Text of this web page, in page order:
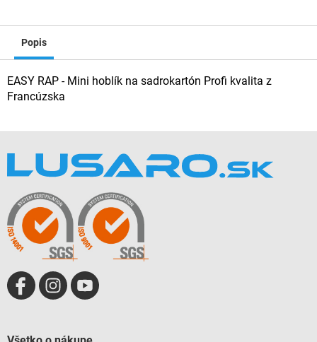
Popis
EASY RAP - Mini hoblík na sadrokartón Profi kvalita z
Francúzska